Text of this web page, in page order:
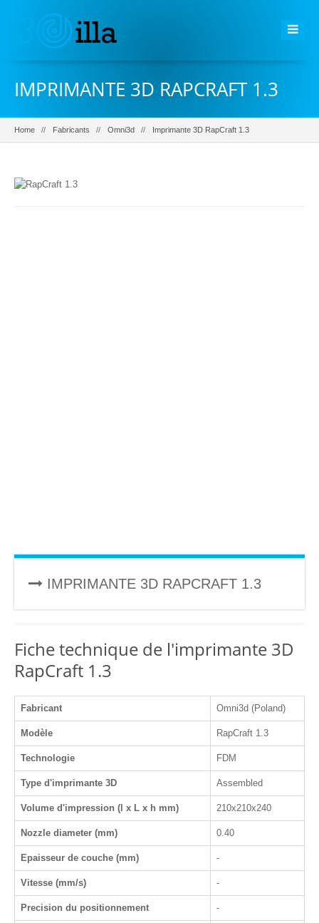
IMPRIMANTE 3D RAPCRAFT 1.3
Home Fabricants Omni3d Imprimante 3D RapCraft 1.3
IMPRIMANTE 3D RAPCRAFT 1.3
Fiche technique de l'imprimante 3D
RapCraft 1.3
Fabricant Omni3d (Poland)
Modèle RapCraft 1.3
Technologie FDM
Type d'imprimante 3D Assembled
Volume d'impression (l x L x h mm) 210x210x240
Nozzle diameter (mm) 0.40
Epaisseur de couche (mm) -
Vitesse (mm/s) -
Precision du positionnement -